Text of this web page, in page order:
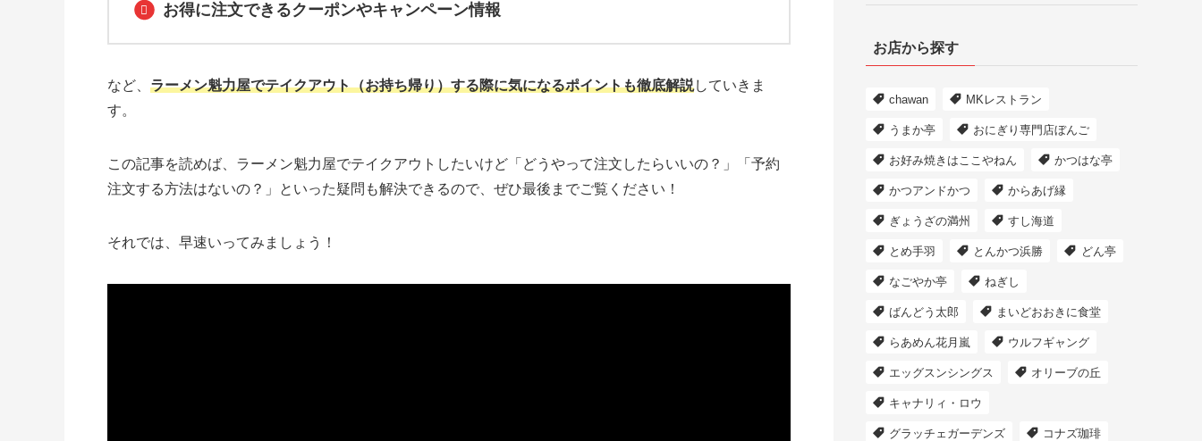
お得に注文できるクーポンやキャンペーン情報
など、 ラーメン魁力屋でテイクアウト（お持ち帰り）する際に気になるポイントも徹底解説していきま
す。
この記事を読めば、ラーメン魁力屋でテイクアウトしたいけど「どうやって注文したらいいの？」「予約
注文する方法はないの？」といった疑問も解決できるので、ぜひ最後までご覧ください！
それでは、早速いってみましょう！
お店から探す
chawan MKレストラン
うまか亭 おにぎり専門店ぼんご
お好み焼きはここやねん かつはな亭
かつアンドかつ からあげ縁
ぎょうざの満州 すし海道
とめ手羽 とんかつ浜勝 どん亭
なごやか亭 ねぎし
ばんどう太郎 まいどおおきに食堂
らあめん花月嵐 ウルフギャング
エッグスンシングス オリーブの丘
キャナリィ・ロウ
グラッチェガーデンズ コナズ珈琲